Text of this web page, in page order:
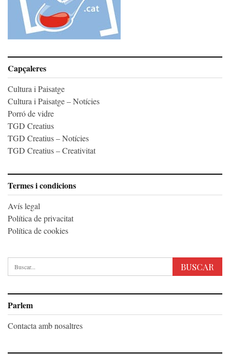
Capçaleres
Cultura i Paisatge
Cultura i Paisatge – Notícies
Porró de vidre
TGD Creatius
TGD Creatius – Notícies
TGD Creatius – Creativitat
Termes i condicions
Avís legal
Política de privacitat
Política de cookies
Parlem
Contacta amb nosaltres